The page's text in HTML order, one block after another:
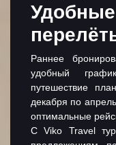
Раннее
удобный
путешествие
декабря по
оптимальные
С Viko Travel